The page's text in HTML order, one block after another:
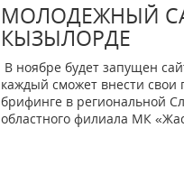
МОЛОДЕЖНЫЙ
КЫЗЫЛОРДЕ
В ноябре будет запущен
каждый сможет внести
брифинге в региональной
областного филиала МК